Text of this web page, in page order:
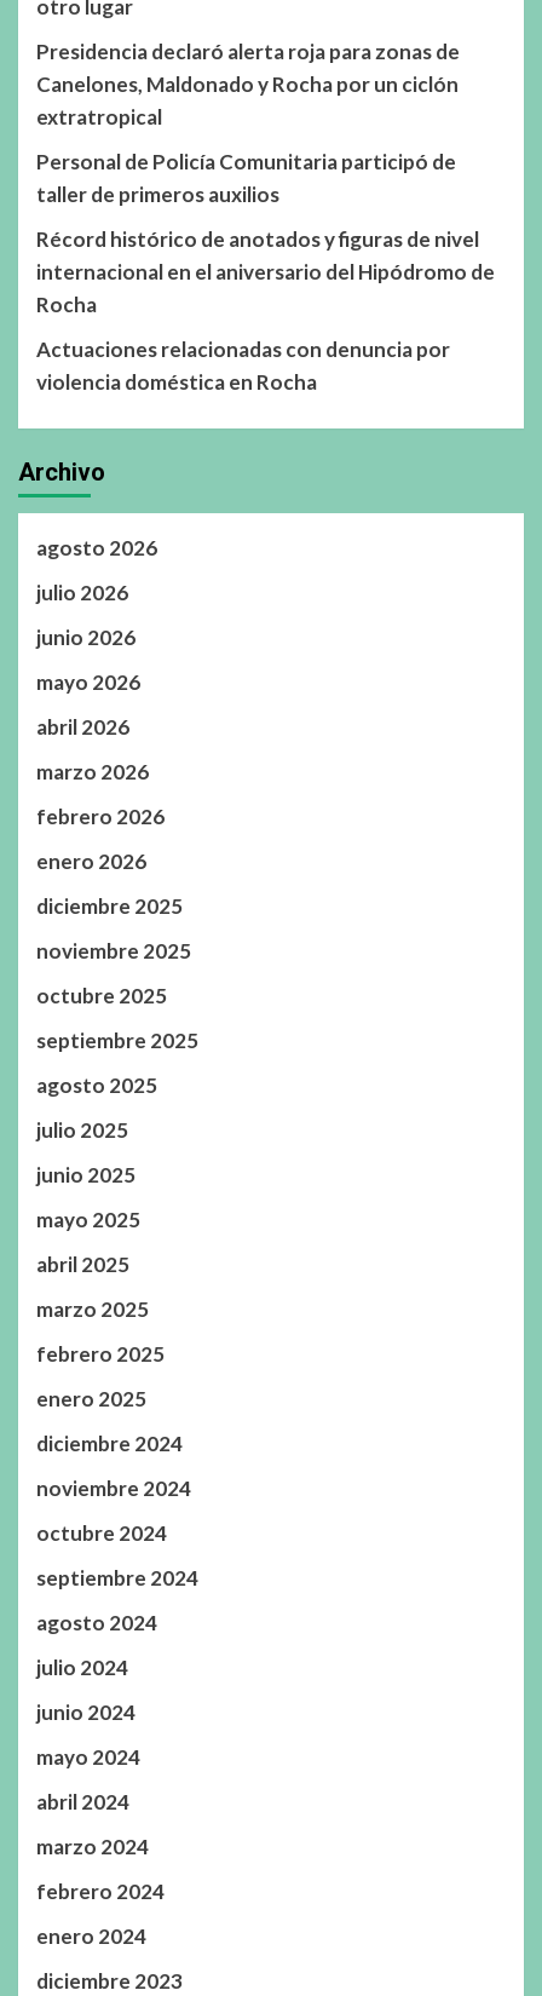
otro lugar
Presidencia declaró alerta roja para zonas de
Canelones, Maldonado y Rocha por un ciclón
extratropical
Personal de Policía Comunitaria participó de
taller de primeros auxilios
Récord histórico de anotados y figuras de nivel
internacional en el aniversario del Hipódromo de
Rocha
Actuaciones relacionadas con denuncia por
violencia doméstica en Rocha
Archivo
agosto 2026
julio 2026
junio 2026
mayo 2026
abril 2026
marzo 2026
febrero 2026
enero 2026
diciembre 2025
noviembre 2025
octubre 2025
septiembre 2025
agosto 2025
julio 2025
junio 2025
mayo 2025
abril 2025
marzo 2025
febrero 2025
enero 2025
diciembre 2024
noviembre 2024
octubre 2024
septiembre 2024
agosto 2024
julio 2024
junio 2024
mayo 2024
abril 2024
marzo 2024
febrero 2024
enero 2024
diciembre 2023